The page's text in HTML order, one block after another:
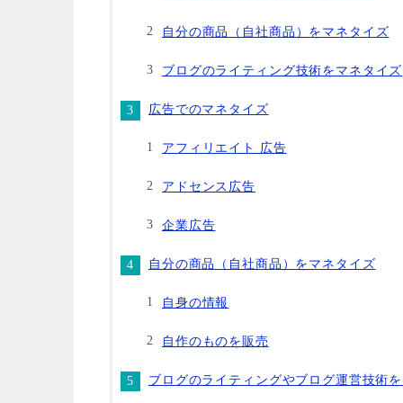
自分の商品（自社商品）をマネタイズ
ブログのライティング技術をマネタイズ
広告でのマネタイズ
アフィリエイト 広告
アドセンス広告
企業広告
自分の商品（自社商品）をマネタイズ
自身の情報
自作のものを販売
ブログのライティングやブログ運営技術